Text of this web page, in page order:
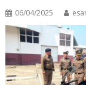
06/04/2025